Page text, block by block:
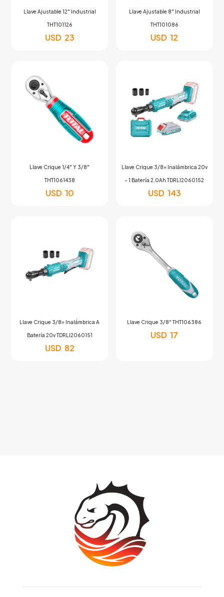
Llave Ajustable 12″ Industrial
THT101126
USD 23
Llave Ajustable 8″ Industrial
THT101086
USD 12
Llave Crique 1/4″ Y 3/8″
THT1061438
USD 10
Llave Crique 3/8» Inalámbrica 20v
– 1 Batería 2.0Ah TDRLI2060152
USD 143
Llave Crique 3/8» Inalámbrica A
Batería 20v TDRLI2060151
USD 82
Llave Crique 3/8″ THT106386
USD 17